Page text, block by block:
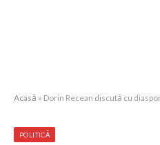
Acasă » Dorin Recean discută cu diaspora din
POLITICĂ